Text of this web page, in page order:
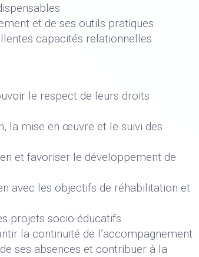
et de ses outils pratiques
capacités relationnelles
le respect de leurs droits
la mise en œuvre et le suivi des
et favoriser le développement de
avec les objectifs de réhabilitation et
projets socio-éducatifs
la continuité de l’accompagnement
ses absences et contribuer à la